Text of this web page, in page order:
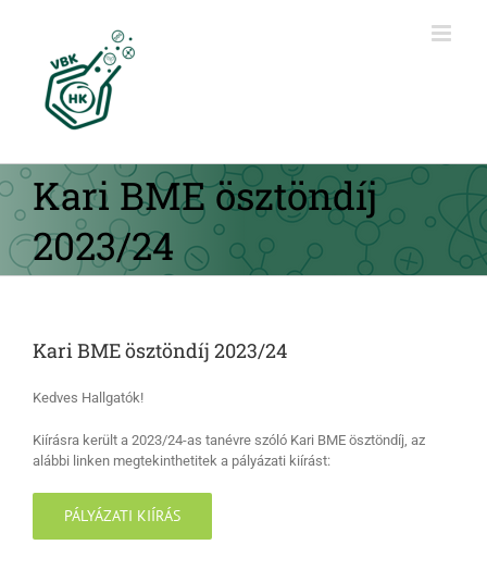
Kari BME ösztöndíj
2023/24
Kari BME ösztöndíj 2023/24
Kedves Hallgatók!
Kiírásra került a 2023/24-as tanévre szóló Kari BME ösztöndíj, az
alábbi linken megtekinthetitek a pályázati kiírást:
PÁLYÁZATI KIÍRÁS